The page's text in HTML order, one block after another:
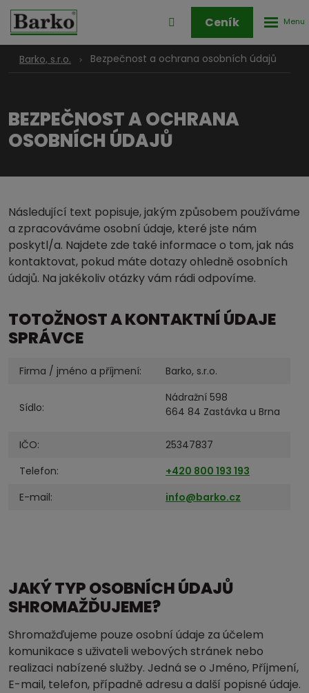
Přihlášení
klienstké
Ceník
Barko, s.r.o. Bezpečnost a ochrana osobních údajů
BEZPEČNOST A OCHRANA
OSOBNÍCH ÚDAJŮ
Následující text popisuje, jakým způsobem používáme
a zpracováváme osobní údaje, které jste nám
poskytl/a. Najdete zde také informace o tom, jak nás
kontaktovat, pokud máte dotazy ohledně osobních
údajů. Na jakékoliv otázky vám rádi odpovíme.
TOTOŽNOST A KONTAKTNÍ ÚDAJE
SPRÁVCE
Firma / jméno a příjmení: Barko, s.r.o.
Sídlo:
Nádražní 598
664 84 Zastávka u Brna
IČO:
25347837
Telefon:
+420 800 193 193
E-mail:
info@barko.cz
JAKÝ TYP OSOBNÍCH ÚDAJŮ
SHROMAŽĎUJEME?
Shromažďujeme pouze osobní údaje za účelem
komunikace s uživateli webových stránek nebo
realizaci nabízené služby. Jedná se o Jméno, Příjmení,
E-mail, telefon, případně adresu a další popisné údaje.